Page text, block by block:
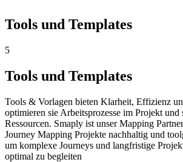
Tools und Templates
5
Tools und Templates
Tools & Vorlagen bieten Klarheit, Effizienz
optimieren sie Arbeitsprozesse im Projekt und
Ressourcen. Smaply ist unser Mapping
Journey Mapping Projekte nachhaltig und
um komplexe Journeys und langfristige
optimal zu begleiten